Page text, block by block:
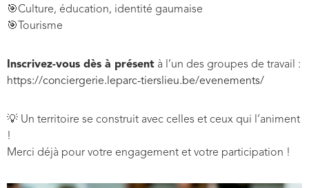
🎯Culture, éducation, identité gaumaise
🎯Tourisme
Inscrivez-vous dès à présent à l’un des groupes de travail :
https://conciergerie.leparc-tierslieu.be/evenements/
💡 Un territoire se construit avec celles et ceux qui l’animent
!
Merci déjà pour votre engagement et votre participation !